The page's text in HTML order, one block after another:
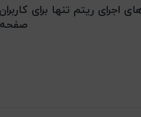
اجرای ریتم تنها برای
صفحه